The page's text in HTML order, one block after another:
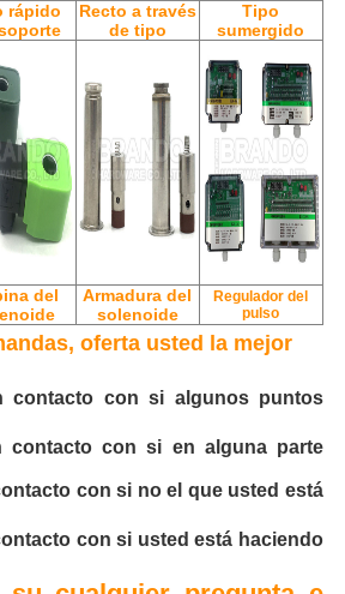
rápido
Recto a través
de tipo
Tipo
sumergido
del
Armadura del
solenoide
Regulador del
pulso
oferta usted la mejor
contacto con si algunos puntos
contacto con si en alguna parte
con si no el que usted está
con si usted está haciendo